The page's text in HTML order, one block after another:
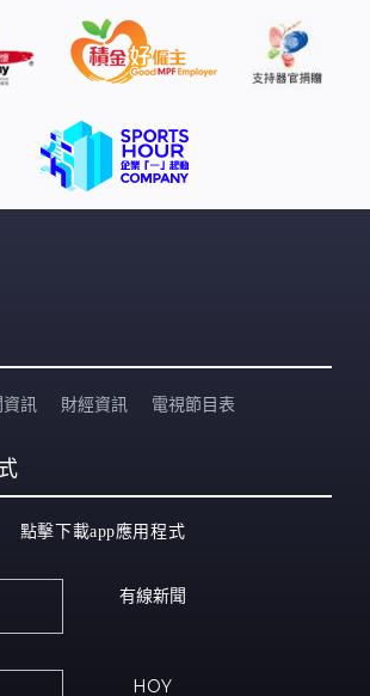
訊 財經資訊 電視節目表
點擊下載app應用程式
有線新聞
HOY